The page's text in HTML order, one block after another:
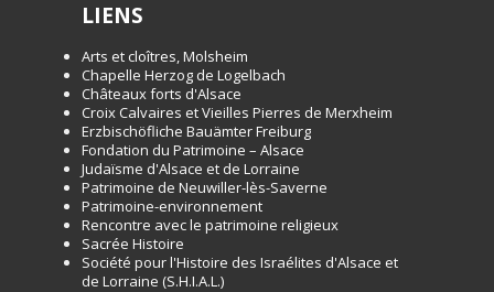
LIENS
Arts et cloîtres, Molsheim
Chapelle Herzog de Logelbach
Châteaux forts d'Alsace
Croix Calvaires et Vieilles Pierres de Merxheim
Erzbischöfliche Bauämter Freiburg
Fondation du Patrimoine – Alsace
Judaïsme d'Alsace et de Lorraine
Patrimoine de Neuwiller-lès-Saverne
Patrimoine-environnement
Rencontre avec le patrimoine religieux
Sacrée Histoire
Société pour l'Histoire des Israélites d'Alsace et
de Lorraine (S.H.I.A.L.)